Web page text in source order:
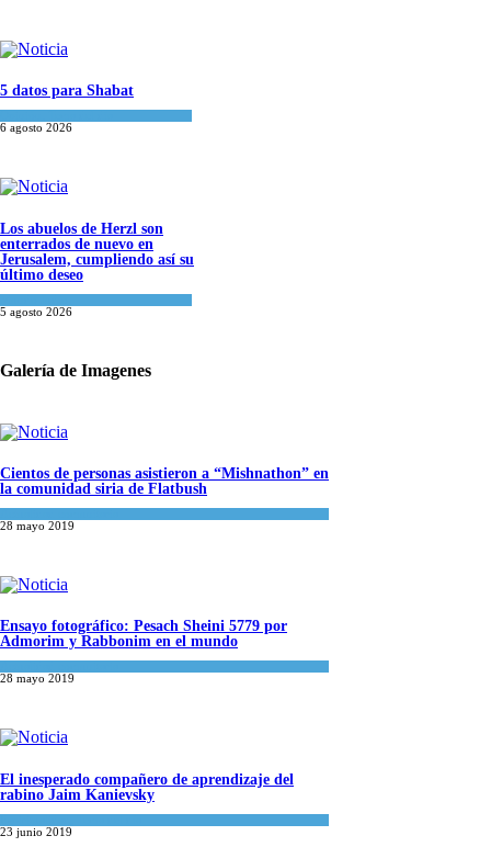
5 datos para Shabat
6 agosto 2026
Los abuelos de Herzl son
enterrados de nuevo en
Jerusalem, cumpliendo así su
último deseo
5 agosto 2026
Galería de Imagenes
Cientos de personas asistieron a “Mishnathon” en
la comunidad siria de Flatbush
28 mayo 2019
Ensayo fotográfico: Pesach Sheini 5779 por
Admorim y Rabbonim en el mundo
28 mayo 2019
El inesperado compañero de aprendizaje del
rabino Jaim Kanievsky
23 junio 2019